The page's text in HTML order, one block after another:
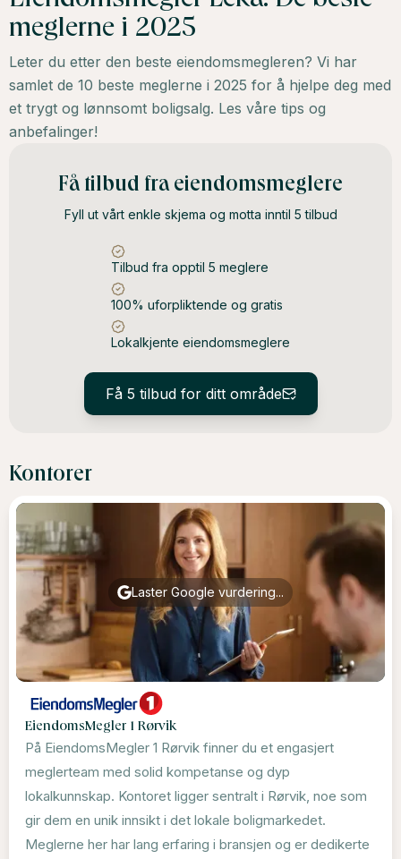
meglerne i 2025
Leter du etter den beste eiendomsmegleren? Vi har
samlet de 10 beste meglerne i 2025 for å hjelpe deg med
et trygt og lønnsomt boligsalg. Les våre tips og
anbefalinger!
Få tilbud fra eiendomsmeglere
Fyll ut vårt enkle skjema og motta inntil 5 tilbud
Tilbud fra opptil 5 meglere
100% uforpliktende og gratis
Lokalkjente eiendomsmeglere
Få 5 tilbud for ditt område
Kontorer
Laster Google vurdering...
EiendomsMegler 1 Rørvik
På EiendomsMegler 1 Rørvik finner du et engasjert
meglerteam med solid kompetanse og dyp
lokalkunnskap. Kontoret ligger sentralt i Rørvik, noe som
gir dem en unik innsikt i det lokale boligmarkedet.
Meglerne her har lang erfaring i bransjen og er dedikerte